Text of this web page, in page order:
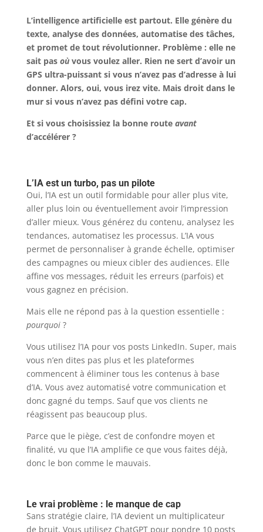
L’intelligence artificielle est partout. Elle génère du
texte, analyse des données, automatise des tâches,
et promet de tout révolutionner. Problème : elle ne
sait pas oùvous voulez aller. Rien ne sert d’avoir un
GPS ultra-puissant si vous n’avez pas d’adresse à lui
donner. Alors, oui, vous irez vite. Mais droit dans le
mur si vous n’avez pas défini votre cap.
Et si vous choisissiez la bonne route avant
d’accélérer ?
L’IA est un turbo, pas un pilote
Oui, l’IA est un outil formidable pour aller plus vite,
aller plus loin ou éventuellement avoir l’impression
d’aller mieux. Vous générez du contenu, analysez les
tendances, automatisez les processus. L’IA vous
permet de personnaliser à grande échelle, optimiser
des campagnes ou mieux cibler des audiences. Elle
affine vos messages, réduit les erreurs (parfois) et
vous gagnez en précision.
Mais elle ne répond pas à la question essentielle :
pourquoi?
Vous utilisez l’IA pour vos posts LinkedIn. Super, mais
vous n’en dites pas plus et les plateformes
commencent à éliminer tous les contenus à base
d’IA. Vous avez automatisé votre communication et
donc gagné du temps. Sauf que vos clients ne
réagissent pas beaucoup plus.
Parce que le piège, c’est de confondre moyen et
finalité, vu que l’IA amplifie ce que vous faites déjà,
donc le bon comme le mauvais.
Le vrai problème : le manque de cap
Sans stratégie claire, l’IA devient un multiplicateur
de bruit. Vous utilisez ChatGPT pour pondre 10 posts